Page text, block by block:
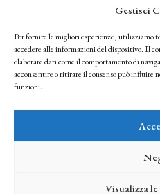
Gestisci
Per fornire le migliori esperienze, utilizziamo
accedere alle informazioni del dispositivo. Il
elaborare dati come il comportamento di
acconsentire o ritirare il consenso può influire
funzioni.
Visualizza
Facendo clic per iscriverti, riconosci che
seguendo la nostra Privacy Policy
© 2025 Istituto Matteucci. All right reserved
l’autorizzazione scritta dei proprietari dei